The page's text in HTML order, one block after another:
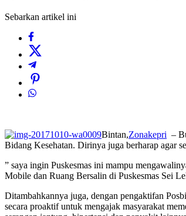
Sebarkan artikel ini
Bintan,Zonakepri –
Bidang Kesehatan. Dirinya juga berharap agar
” saya ingin Puskesmas ini mampu
Mobile dan Ruang Bersalin di Puskesmas Sei
Ditambahkannya juga, dengan pengaktifan
secara proaktif untuk mengajak masyarakat